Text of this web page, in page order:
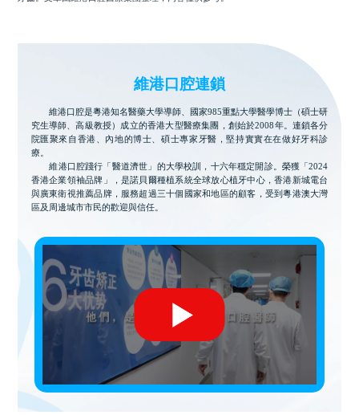
維港口腔連鎖
維港口腔是粵港知名醫藥大學導師、國家985重點大學醫學博士（碩士研
究生導師、高級教授）成立的香港大型醫療集團，創始於2008年。連鎖各分
院匯聚來自香港、內地的博士、碩士專家牙醫，堅持實實在在做好牙科診
療。
維港口腔踐行「醫道濟世」的大學校訓，十六年穩定開診。榮獲「2024
香港企業領袖品牌」，是諾貝爾種植系統全球放心植牙中心，香港新城電台
與廣東衛視推薦品牌，服務超過三十個國家和地區的顧客，受到粵港澳大灣
區及周邊城市市民的歡迎與信任。